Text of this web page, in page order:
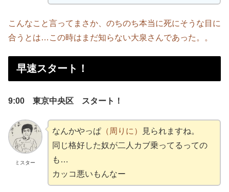
こんなこと言ってまさか、のちのち本当に死にそうな目に
合うとは…この時はまだ知らない大泉さんであった。。
早速スタート！
9:00 東京中央区 スタート！
ミスター
なんかやっぱ（周りに）
見られますね。
同じ格好した奴が二人カブ乗ってるっての
も…
カッコ悪いもんなー